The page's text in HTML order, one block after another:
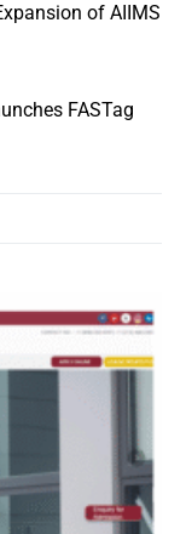
of AIIMS
FASTag